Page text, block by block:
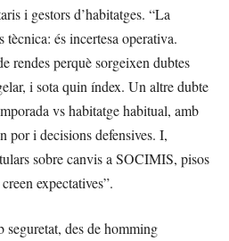
i gestors d’habitatges. “La
és incertesa operativa.
rendes perquè sorgeixen dubtes
i sota quin índex. Un altre dubte
vs habitatge habitual, amb
por i decisions defensives. I,
sobre canvis a SOCIMIS, pisos
expectatives”.
seguretat, des de homming